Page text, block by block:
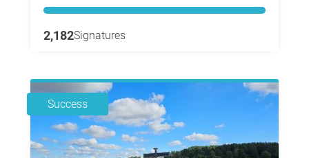
2,182Signatures
Success